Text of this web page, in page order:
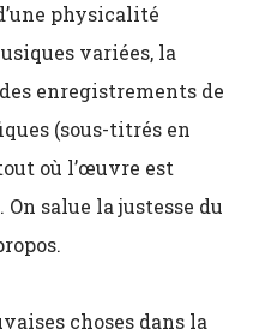
physicalité
variées, la
enregistrements de
(sous-titrés en
où l’œuvre est
salue la justesse du
choses dans la